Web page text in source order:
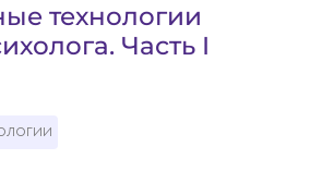
технологии
Часть I